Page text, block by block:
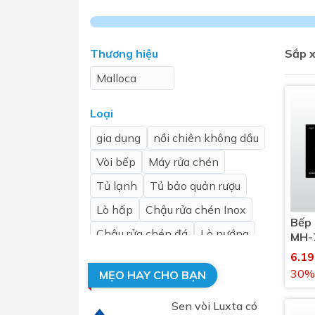
Sen
Phụ kiện nhà vệ sinh
Gương nhà vệ sinh - nhà tắm
Máy sấy tay
Nắp bồn cầu
chọn
mặt trời
Sắp
30%
Thương hiệu
Malloca
Loại
gia dụng
nồi chiên không dầu
Vòi bếp
Máy rửa chén
Tủ lạnh
Tủ bảo quản rượu
Lò hấp
Chậu rửa chén Inox
Chậu rửa chén đá
Lò nướng
Lò nướng kết hợp lò vi sóng
Bếp điện
MẸO HAY CHO BẠN
Sen vòi Luxta có